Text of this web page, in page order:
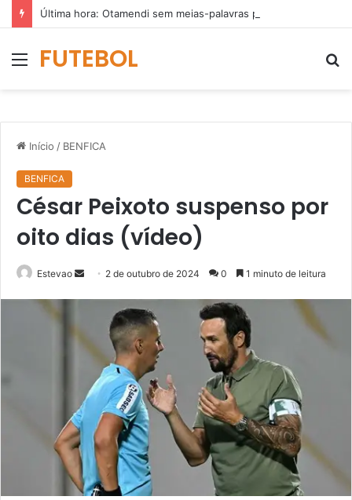
MenuFUTEBOL
Início / BENFICA
BENFICA
César Peixoto suspenso por
oito dias (vídeo)
Estevao
Mande2 de outubro de 2024 0 1 minuto de leitura